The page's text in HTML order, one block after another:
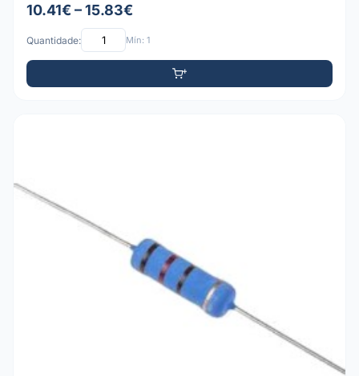
10.41€ – 15.83€
Quantidade: Mín: 1